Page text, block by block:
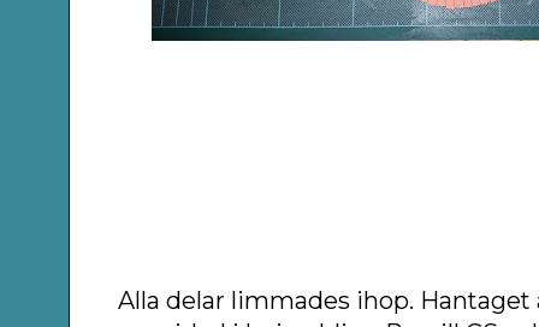
Alla delar limmades ihop.